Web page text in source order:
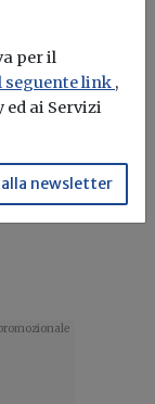
”
per il
seguente link ,
ai Servizi
newsletter